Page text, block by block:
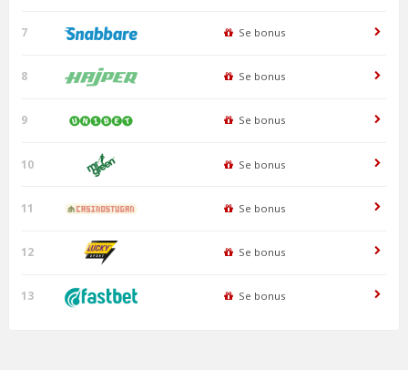
7 Se bonus
8 Se bonus
9 Se bonus
10 Se bonus
11 Se bonus
12 Se bonus
13 Se bonus